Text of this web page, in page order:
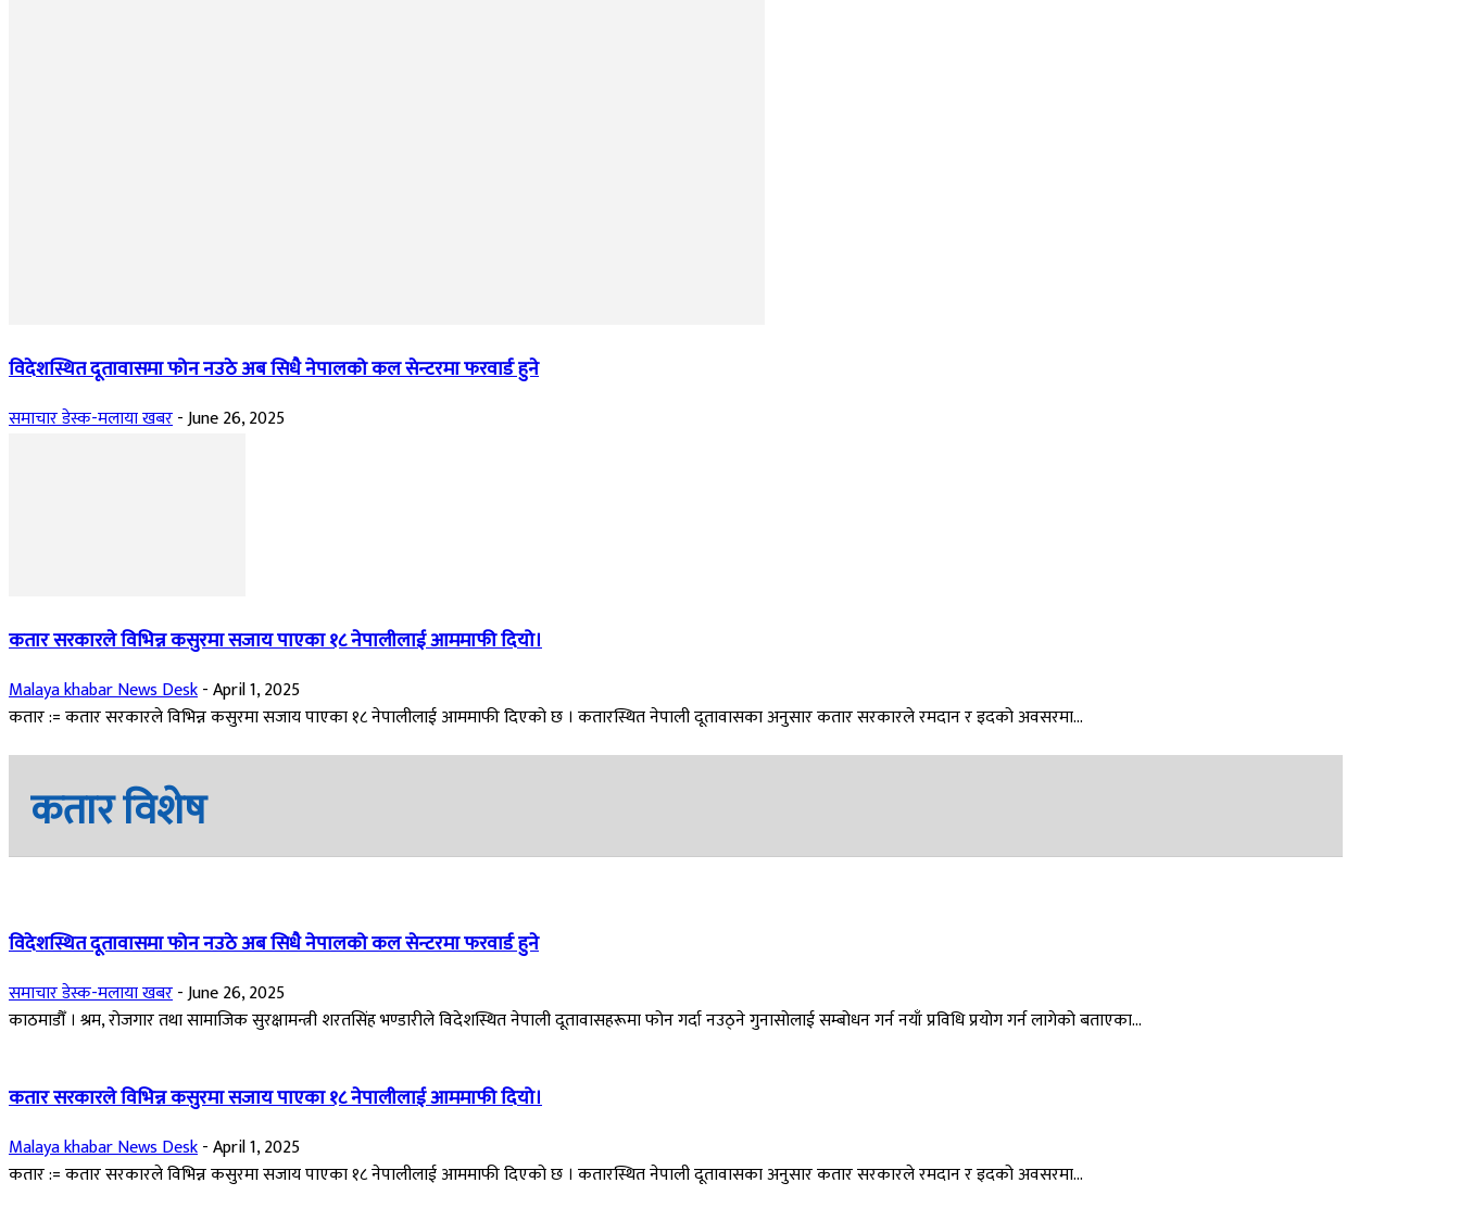
विदेशस्थित दूतावासमा फोन नउठे अब सिधै नेपालको कल सेन्टरमा फरवार्ड हुने‍
समाचार डेस्क-मलाया खबर-June 26, 2025
कतार सरकारले विभिन्न कसुरमा सजाय पाएका १८ नेपालीलाई आममाफी दियो।
Malaya khabar News Desk-April 1, 2025
कतार := कतार सरकारले विभिन्न कसुरमा सजाय पाएका १८ नेपालीलाई आममाफी दिएको छ । कतारस्थित नेपाली दूतावासका अनुसार कतार सरकारले रमदान र इदको अवसरमा...
कतार विशेष
विदेशस्थित दूतावासमा फोन नउठे अब सिधै नेपालको कल सेन्टरमा फरवार्ड हुने‍
समाचार डेस्क-मलाया खबर-June 26, 2025
काठमाडौँ । श्रम, रोजगार तथा सामाजिक सुरक्षामन्त्री शरतसिंह भण्डारीले विदेशस्थित नेपाली दूतावासहरूमा फोन गर्दा नउठ्ने गुनासोलाई सम्बोधन गर्न नयाँ प्रविधि प्रयोग गर्न लागेको बताएका...
कतार सरकारले विभिन्न कसुरमा सजाय पाएका १८ नेपालीलाई आममाफी दियो।
Malaya khabar News Desk-April 1, 2025
कतार := कतार सरकारले विभिन्न कसुरमा सजाय पाएका १८ नेपालीलाई आममाफी दिएको छ । कतारस्थित नेपाली दूतावासका अनुसार कतार सरकारले रमदान र इदको अवसरमा...